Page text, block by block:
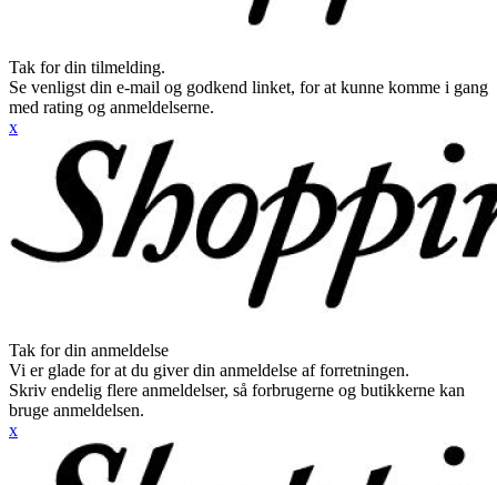
Tak for din tilmelding.
Se venligst din e-mail og godkend linket, for at kunne komme i gang
med rating og anmeldelserne.
x
Tak for din anmeldelse
Vi er glade for at du giver din anmeldelse af forretningen.
Skriv endelig flere anmeldelser, så forbrugerne og butikkerne kan
bruge anmeldelsen.
x